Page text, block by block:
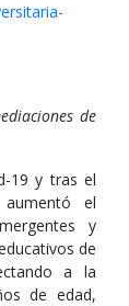
de
19 y tras el
el
y
de
a la
de edad,